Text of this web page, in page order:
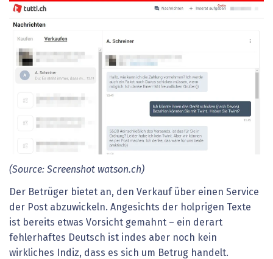
(Source: Screenshot watson.ch)
Der Betrüger bietet an, den Verkauf über einen Service
der Post abzuwickeln. Angesichts der holprigen Texte
ist bereits etwas Vorsicht gemahnt – ein derart
fehlerhaftes Deutsch ist indes aber noch kein
wirkliches Indiz, dass es sich um Betrug handelt.